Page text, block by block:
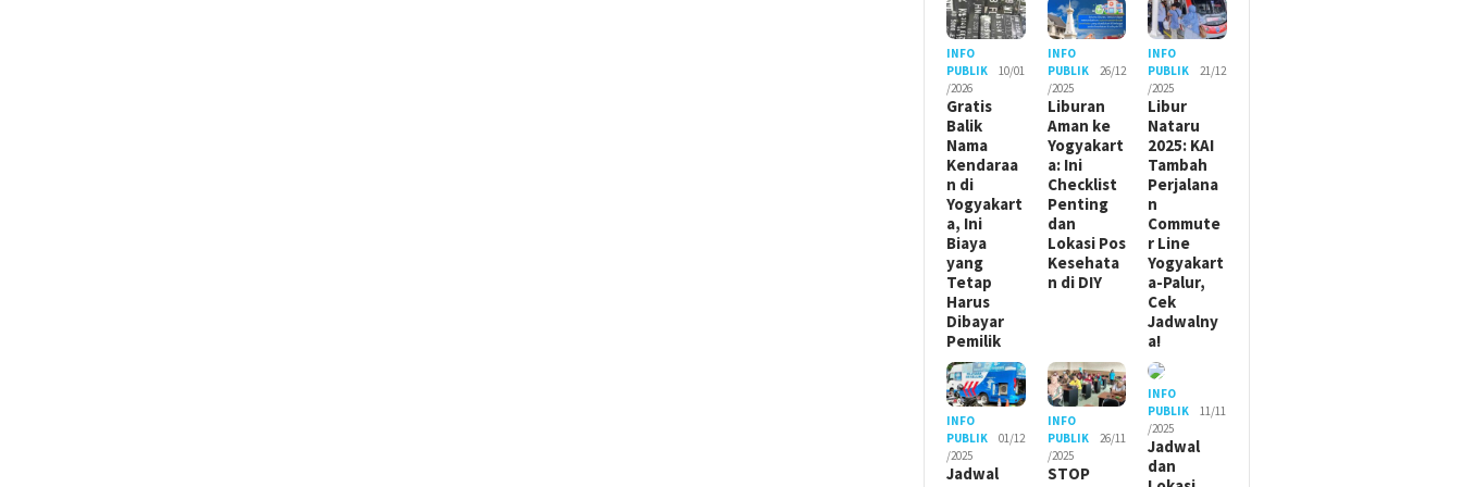
INFO
PUBLIK
10/01
/2026
Gratis
Balik
Nama
Kendaraa
n di
Yogyakart
a, Ini
Biaya
yang
Tetap
Harus
Dibayar
Pemilik
INFO
PUBLIK
26/12
/2025
Liburan
Aman ke
Yogyakart
a: Ini
Checklist
Penting
dan
Lokasi Pos
Kesehata
n di DIY
INFO
PUBLIK
21/12
/2025
Libur
Nataru
2025: KAI
Tambah
Perjalana
n
Commute
r Line
Yogyakart
a-Palur,
Cek
Jadwalny
a!
INFO
PUBLIK
01/12
/2025
Jadwal
INFO
PUBLIK
26/11
/2025
STOP
INFO
PUBLIK
11/11
/2025
Jadwal
dan